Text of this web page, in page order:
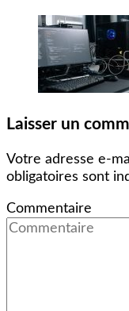
Laisser un
Votre adresse e-
obligatoires sont
Commentaire